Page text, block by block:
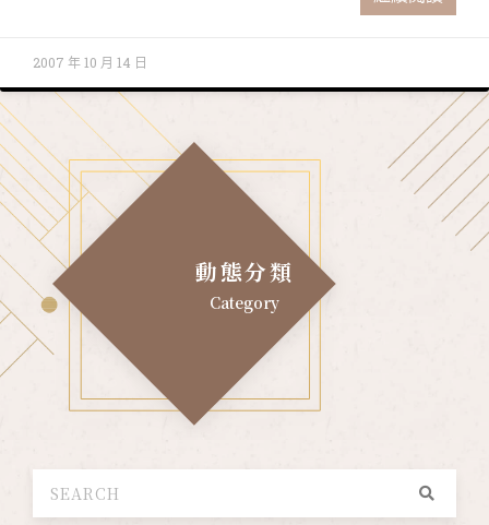
動態分類
Category
2007 年 10 月 14 日